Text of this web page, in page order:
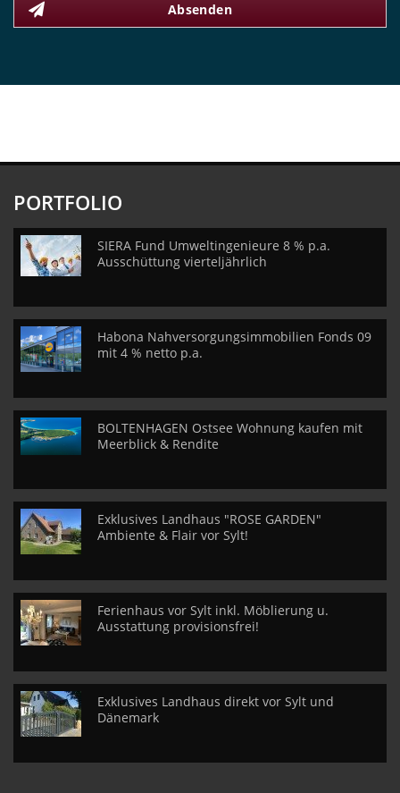
Absenden
PORTFOLIO
SIERA Fund Umweltingenieure 8 % p.a.
Ausschüttung vierteljährlich
Habona Nahversorgungsimmobilien Fonds 09
mit 4 % netto p.a.
BOLTENHAGEN Ostsee Wohnung kaufen mit
Meerblick & Rendite
Exklusives Landhaus "ROSE GARDEN"
Ambiente & Flair vor Sylt!
Ferienhaus vor Sylt inkl. Möblierung u.
Ausstattung provisionsfrei!
Exklusives Landhaus direkt vor Sylt und
Dänemark